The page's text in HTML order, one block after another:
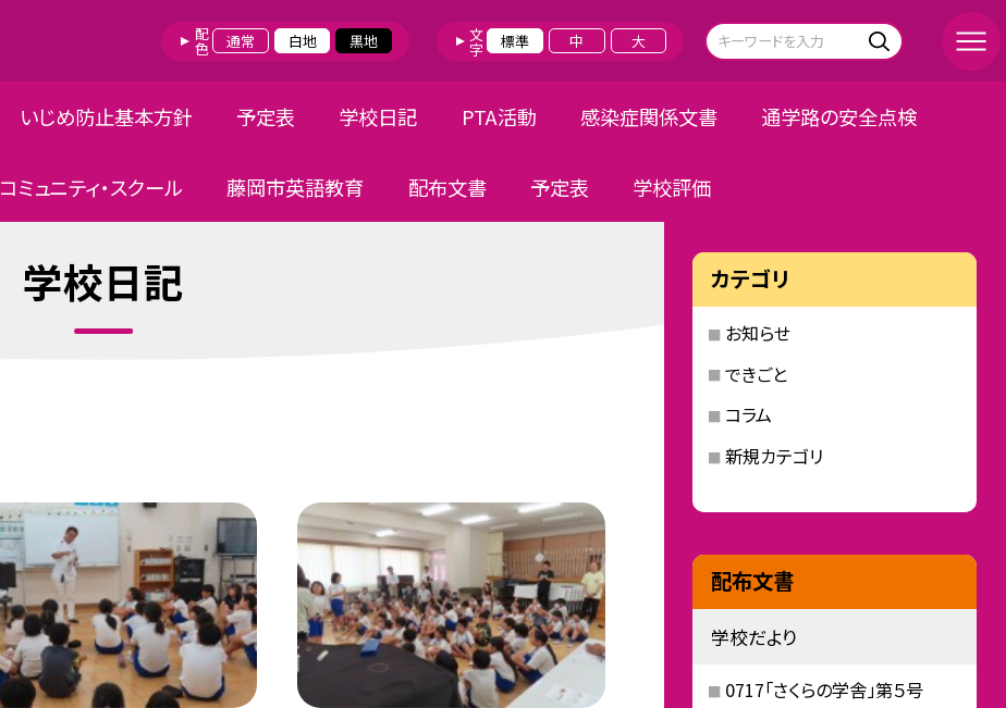
配色 通常 白地 黒地 文字 標準 中 大
いじめ防止基本方針 予定表 学校日記 PTA活動 感染症関係文書 通学路の安全点検
コミュニティ・スクール 藤岡市英語教育 配布文書 予定表 学校評価
学校日記 カテゴリ
お知らせ
できごと
コラム
新規カテゴリ
配布文書
学校だより
0717「さくらの学舎」第５号